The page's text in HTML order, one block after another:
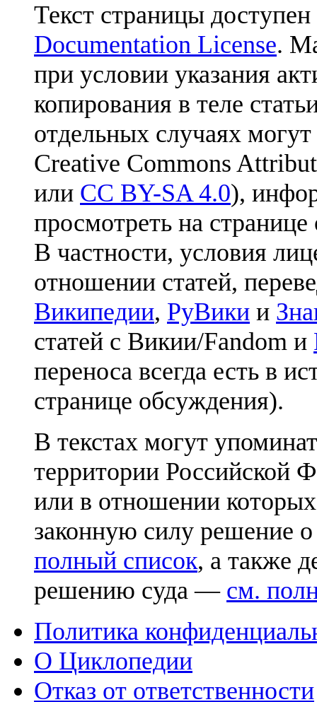
Текст страницы
Documentation License.
при условии указания
копирования в теле
отдельных случаях
Creative Commons
или CC BY-SA 4.0),
просмотреть на
В частности, условия
отношении статей,
Википедии, РуВики и
статей с Викии/Fandom и
переноса всегда есть в
странице обсуждения).
В текстах могут
территории Российской
или в отношении
законную силу решение
полный список, а также
решению суда — см.
Политика
О Циклопедии
Отказ от ответственности